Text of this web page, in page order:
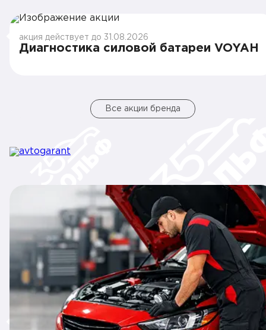
акция действует до 31.08.2026
Диагностика силовой батареи VOYAH
Все акции бренда